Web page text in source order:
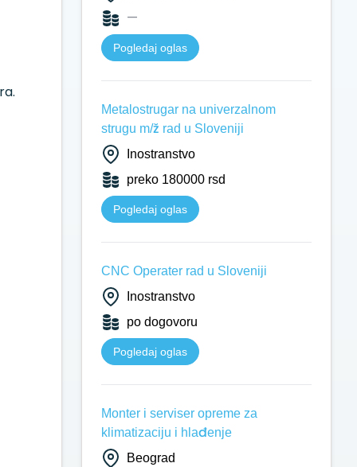
—
Pogledaj oglas
Metalostrugar na univerzalnom
strugu m/ž rad u Sloveniji
Inostranstvo
preko 180000 rsd
Pogledaj oglas
CNC Operater rad u Sloveniji
Inostranstvo
po dogovoru
Pogledaj oglas
Monter i serviser opreme za
klimatizaciju i hlađenje
Beograd